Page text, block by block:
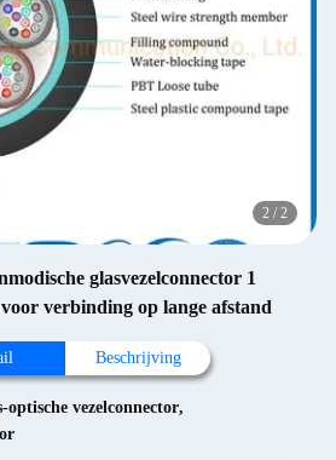
2 / 2
glasvezelconnector 1
verbinding op lange afstand
Beschrijving
optische vezelconnector,